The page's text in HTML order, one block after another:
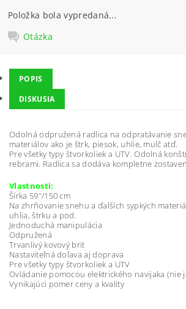
Položka bola vypredaná...
Otázka
POPIS
DISKUSIA
Odolná odpružená radlica na odpratávanie
materiálov ako je štrk, piesok, uhlie, mulč atď.
Pre všetky typy štvorkoliek a UTV. Odolná
rebrami. Radlica sa dodáva kompletne
Vlastnosti:
Šírka 59"/150 cm
Na zhrňovanie snehu a ďalších sypkých
uhlia, štrku a pod.
Jednoduchá manipulácia
Odpružená
Trvanlivý kovový brit
Nastaviteľná doľava aj doprava
Pre všetky typy štvorkoliek a UTV
Ovládanie pomocou elektrického navijaka (nie
Vynikajúci pomer ceny a kvality